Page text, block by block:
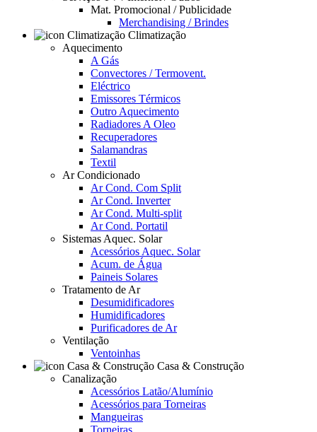
Mat. Promocional / Publicidade
Merchandising / Brindes
Climatização
Aquecimento
A Gás
Convectores / Termovent.
Eléctrico
Emissores Térmicos
Outro Aquecimento
Radiadores A Oleo
Recuperadores
Salamandras
Textil
Ar Condicionado
Ar Cond. Com Split
Ar Cond. Inverter
Ar Cond. Multi-split
Ar Cond. Portatil
Sistemas Aquec. Solar
Acessórios Aquec. Solar
Acum. de Água
Paineis Solares
Tratamento de Ar
Desumidificadores
Humidificadores
Purificadores de Ar
Ventilação
Ventoinhas
Casa & Construção
Canalização
Acessórios Latão/Alumínio
Acessórios para Torneiras
Mangueiras
Torneiras